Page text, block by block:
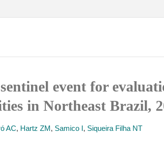
event for
in Northeast Brazil,
AC, Hartz ZM, Samico I, Siqueira Filha NT